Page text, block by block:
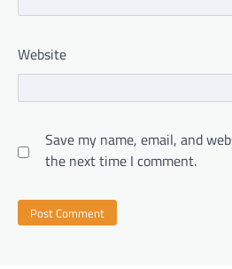
Website
Save my name, email, and
the next time I comment.